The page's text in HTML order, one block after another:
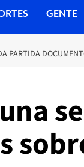
GENTE
PARTIDA